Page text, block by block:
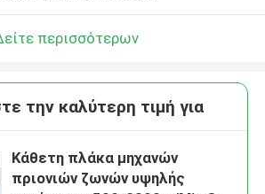
περισσότερων
την καλύτερη τιμή για
Κάθετη πλάκα μηχανών
πριονιών ζωνών υψηλής